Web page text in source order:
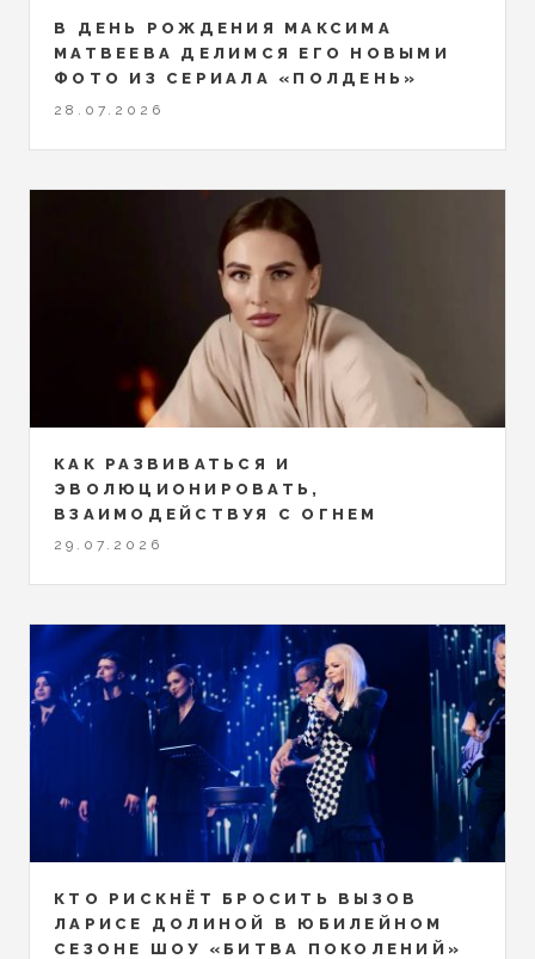
В ДЕНЬ РОЖДЕНИЯ МАКСИМА
МАТВЕЕВА ДЕЛИМСЯ ЕГО НОВЫМИ
ФОТО ИЗ СЕРИАЛА «ПОЛДЕНЬ»
28.07.2026
КАК РАЗВИВАТЬСЯ И
ЭВОЛЮЦИОНИРОВАТЬ,
ВЗАИМОДЕЙСТВУЯ С ОГНЕМ
29.07.2026
КТО РИСКНЁТ БРОСИТЬ ВЫЗОВ
ЛАРИСЕ ДОЛИНОЙ В ЮБИЛЕЙНОМ
СЕЗОНЕ ШОУ «БИТВА ПОКОЛЕНИЙ»